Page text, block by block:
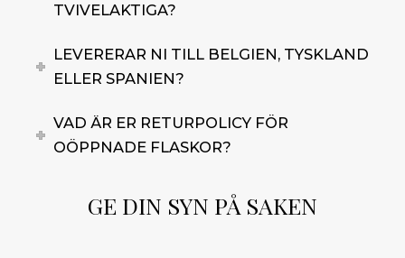
TVIVELAKTIGA?
LEVERERAR NI TILL BELGIEN, TYSKLAND
ELLER SPANIEN?
VAD ÄR ER RETURPOLICY FÖR
OÖPPNADE FLASKOR?
GE DIN SYN PÅ SAKEN